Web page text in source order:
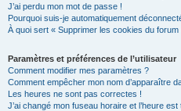
J’ai perdu mon mot de passe !
Pourquoi suis-je automatiquement
À quoi sert « Supprimer les cookies du forum
Paramètres et préférences de l’utilisateur
Comment modifier mes paramètres ?
Comment empêcher mon nom d’apparaître
Les heures ne sont pas correctes !
J’ai changé mon fuseau horaire et l’heure